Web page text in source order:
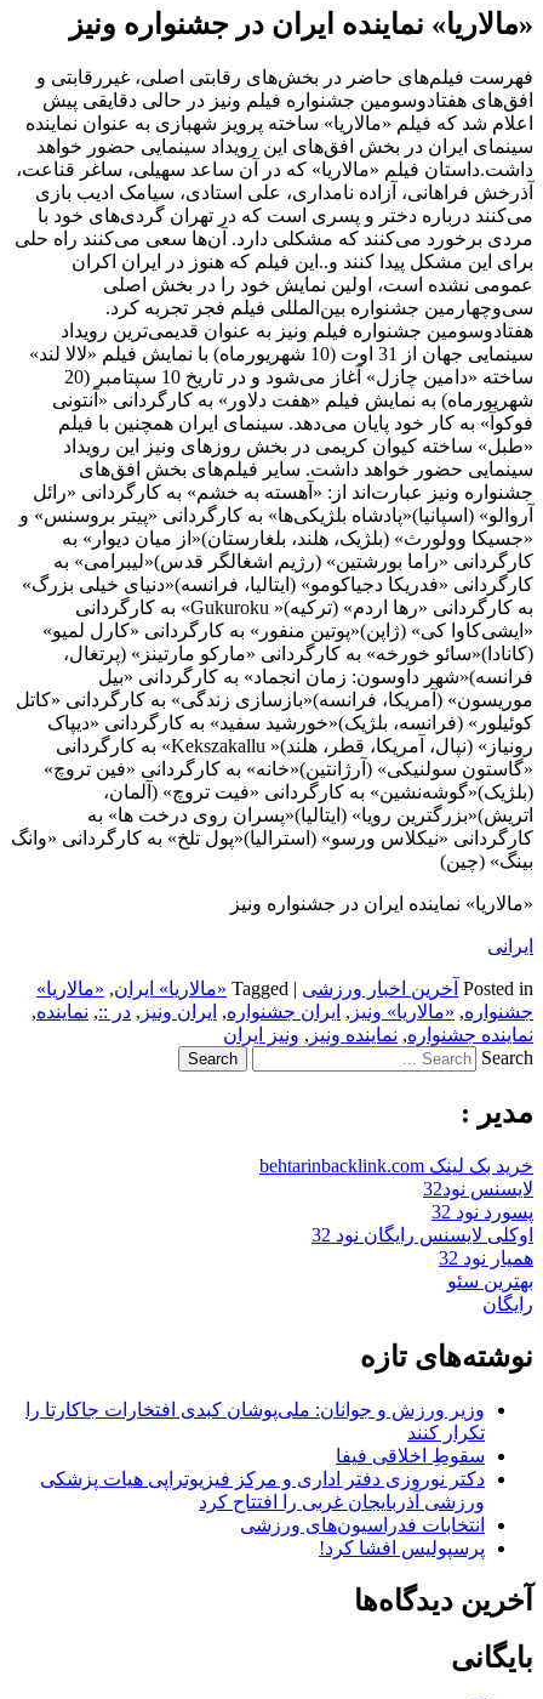
«مالاریا» نماینده ایران در جشنواره ونیز
فهرست فیلم‌های حاضر در بخش‌های رقابتی اصلی، غیررقابتی و
افق‌های هفتادوسومین جشنواره فیلم ونیز در حالی دقایقی پیش
اعلام شد که فیلم «مالاریا» ساخته پرویز شهبازی به عنوان نماینده
سینمای ایران در بخش افق‌های این رویداد سینمایی حضور خواهد
داشت.داستان فیلم «مالاریا» که در آن ساعد سهیلی، ساغر قناعت،
آذرخش فراهانی، آزاده نامداری، علی استادی، سیامک ادیب بازی
می‌کنند درباره دختر و پسری است که در تهران گردی‌های خود با
مردی برخورد می‌کنند که مشکلی دارد. آن‌ها سعی می‌کنند راه حلی
برای این مشکل پیدا کنند و..این فیلم که هنوز در ایران اکران
عمومی نشده است، اولین نمایش خود را در بخش اصلی
سی‌وچهارمین جشنواره بین‌المللی فیلم فجر تجربه کرد.
هفتادوسومین جشنواره فیلم ونیز به عنوان قدیمی‌ترین رویداد
سینمایی جهان از 31 اوت (10 شهریورماه) با نمایش فیلم «لالا لند»
ساخته «دامین چازل» آغاز می‌شود و در تاریخ 10 سپتامبر (20
شهریورماه) به نمایش فیلم «هفت دلاور» به کارگردانی «آنتونی
فوکوآ» به کار خود پایان می‌دهد. سینمای ایران همچنین با فیلم
«طبل» ساخته کیوان کریمی در بخش روزهای ونیز این رویداد
سینمایی حضور خواهد داشت. سایر فیلم‌های بخش افق‌های
جشنواره ونیز عبارت‌اند از: «آهسته به خشم» به کارگردانی «رائل
آروالو» (اسپانیا)«پادشاه بلژیکی‌ها» به کارگردانی «پیتر بروسنس» و
«جسیکا وولورث» (بلژیک، هلند، بلغارستان)«از میان دیوار» به
کارگردانی «راما بورشتین» (رژیم اشغالگر قدس)«لیبرامی» به
کارگردانی «فدریکا دجیاکومو» (ایتالیا، فرانسه)«دنیای خیلی بزرگ»
به کارگردانی «رها اردم» (ترکیه)« Gukuroku» به کارگردانی
«ایشی‌کاوا کی» (ژاپن)«پوتین منفور» به کارگردانی «کارل لمیو»
(کانادا)«سائو خورخه» به کارگردانی «مارکو مارتینز» (پرتغال،
فرانسه)«شهر داوسون: زمان انجماد» به کارگردانی «بیل
موریسون» (آمریکا، فرانسه)«بازسازی زندگی» به کارگردانی «کاتل
کوئیلور» (فرانسه، بلژیک)«خورشید سفید» به کارگردانی «دیپاک
رونیاز» (نپال، آمریکا، قطر، هلند)« Kekszakallu» به کارگردانی
«گاستون سولنیکی» (آرژانتین)«خانه» به کارگردانی «فین تروچ»
(بلژیک)«گوشه‌نشین» به کارگردانی «فیت تروچ» (آلمان،
اتریش)«بزرگترین رویا» (ایتالیا)«پسران روی درخت ها» به
کارگردانی «نیکلاس ورسو» (استرالیا)«پول تلخ» به کارگردانی «وانگ
بینگ» (چین)
«مالاریا» نماینده ایران در جشنواره ونیز
ایرانی
Posted in آخرین اخبار ورزشی |
Tagged «مالاریا» ایران, «مالاریا»
جشنواره, «مالاریا» ونیز , ایران جشنواره, ایران ونیز , در ::, نماینده,
نماینده جشنواره, نماینده ونیز , ونیز ایران
Search
مدیر :
خرید بک لینک behtarinbacklink.com
لایسنس نود32
پسورد نود 32
اوکلی لایسنس رایگان نود 32
همیار نود 32
بهترین سئو
رایگان
نوشته‌های تازه
وزیر ورزش و جوانان: ملی‌پوشان کبدی افتخارات جاکارتا را
تکرار کنند
سقوطِ اخلاقی فیفا
دکتر نوروزی دفتر اداری و مرکز فیزیوتراپی هیات پزشکی
ورزشی آذربایجان غربی را افتتاح کرد
انتخابات فدراسیون‌های ورزشی
پرسپولیس افشا کرد!
آخرین دیدگاه‌ها
بایگانی